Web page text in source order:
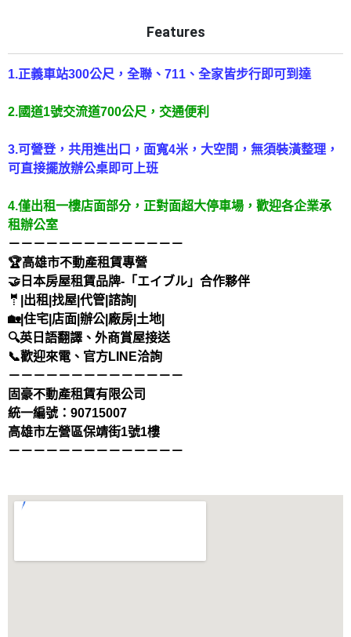
Features
1.正義車站300公尺，全聯、711、全家皆步行即可到達
2.國道1號交流道700公尺，交通便利
3.可營登，共用進出口，面寬4米，大空間，無須裝潢整理，
可直接擺放辦公桌即可上班
4.僅出租一樓店面部分，正對面超大停車場，歡迎各企業承
租辦公室
－－－－－－－－－－－－－－
🏆高雄市不動產租賃專營
🤝日本房屋租賃品牌-「エイブル」合作夥伴
🤵|出租|找屋|代管|諮詢|
🏡|住宅|店面|辦公|廠房|土地|
🔍英日語翻譯、外商賞屋接送
📞歡迎來電、官方LINE洽詢
－－－－－－－－－－－－－－
固豪不動產租賃有限公司
統一編號：90715007
高雄市左營區保靖街1號1樓
－－－－－－－－－－－－－－